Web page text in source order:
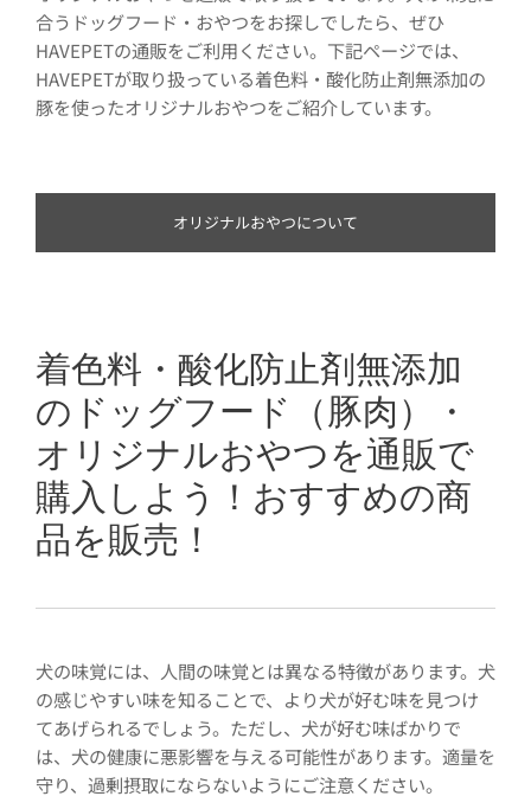
合うドッグフード・おやつをお探しでしたら、ぜひ
HAVEPETの通販をご利用ください。下記ページでは、
HAVEPETが取り扱っている着色料・酸化防止剤無添加の
豚を使ったオリジナルおやつをご紹介しています。
オリジナルおやつについて
着色料・酸化防止剤無添加
のドッグフード（豚肉）・
オリジナルおやつを通販で
購入しよう！おすすめの商
品を販売！
犬の味覚には、人間の味覚とは異なる特徴があります。犬
の感じやすい味を知ることで、より犬が好む味を見つけ
てあげられるでしょう。ただし、犬が好む味ばかりで
は、犬の健康に悪影響を与える可能性があります。適量を
守り、過剰摂取にならないようにご注意ください。